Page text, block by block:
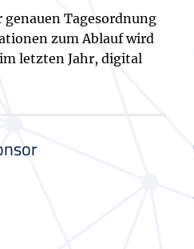
Tagesordnung
zum Ablauf wird
letzten Jahr, digital